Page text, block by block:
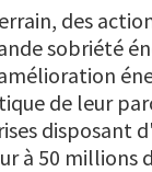
des
sobriété
de leur
disposant
à 50 millions